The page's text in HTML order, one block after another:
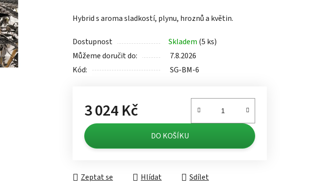
je
z
5
hvězdiček.
Hybrid s aroma sladkostí, plynu, hroznů a květin.
Dostupnost Skladem (5 ks)
Můžeme doručit do:
7.8.2026
Kód:
SG-BM-6
3 024 Kč
Měrná cena:
DO KOŠÍKU
Zeptat se Hlídat Sdílet